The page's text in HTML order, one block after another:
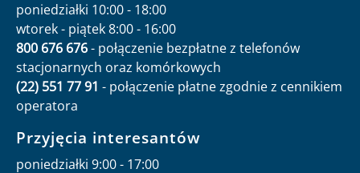
poniedziałki 10:00 - 18:00
wtorek - piątek 8:00 - 16:00
800 676 676- połączenie bezpłatne z telefonów
stacjonarnych oraz komórkowych
(22) 551 77 91 - połączenie płatne zgodnie z cennikiem
operatora
Przyjęcia interesantów
poniedziałki 9:00 - 17:00